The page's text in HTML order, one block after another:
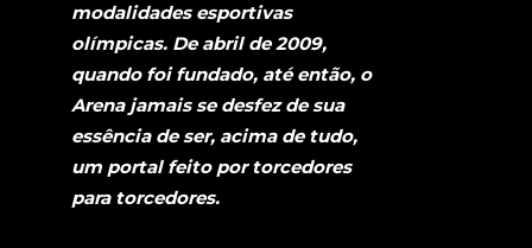
modalidades esportivas
olímpicas. De abril de 2009,
quando foi fundado, até então, o
Arena jamais se desfez de sua
essência de ser, acima de tudo,
um portal feito por torcedores
para torcedores.